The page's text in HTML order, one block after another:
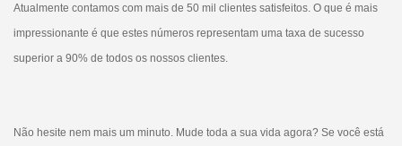
Atualmente contamos com mais de 50 mil clientes satisfeitos. O que é mais
impressionante é que estes números representam uma taxa de sucesso
superior a 90% de todos os nossos clientes.
Não hesite nem mais um minuto. Mude toda a sua vida agora? Se você está